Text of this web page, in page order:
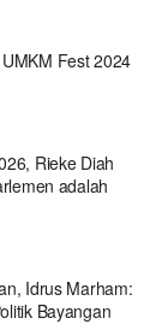
Fest 2024
Rieke Diah
adalah
Idrus Marham:
Bayangan